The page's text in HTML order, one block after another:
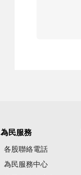
為民服務
各股聯絡電話
為民服務中心